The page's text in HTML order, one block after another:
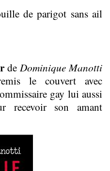
de Dominique Manotti
gay lui aussi
recevoir son amant